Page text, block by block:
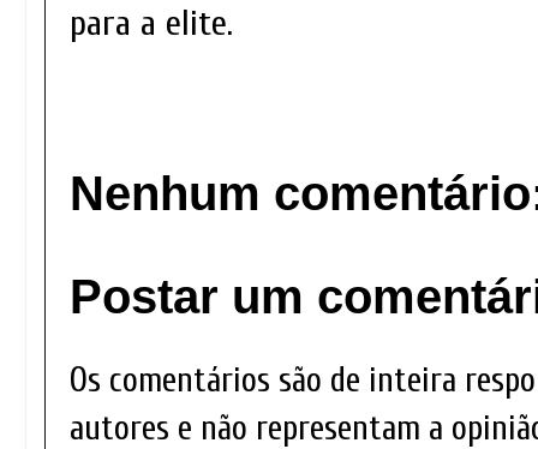
para a elite.
Nenhum
Postar um
Os comentários são de inteira
autores e não representam a